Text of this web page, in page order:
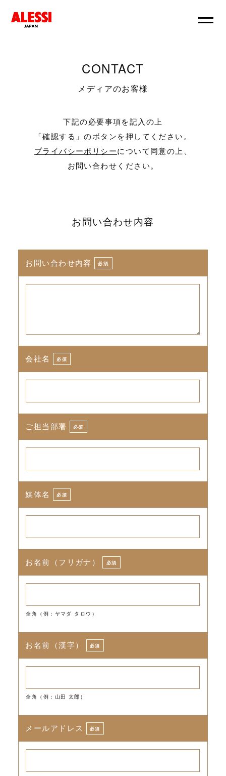
CONTACT
メディアのお客様
下記の必要事項を記入の上
「確認する」のボタンを押してください。
プライバシーポリシーについて同意の上、
お問い合わせください。
お問い合わせ内容
お問い合わせ内容 必須
会社名 必須
ご担当部署 必須
媒体名 必須
お名前（フリガナ） 必須
全角（例：ヤマダ タロウ）
お名前（漢字） 必須
全角（例：山田 太郎）
メールアドレス 必須